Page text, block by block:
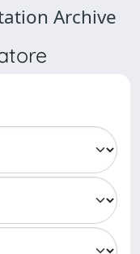
Archive